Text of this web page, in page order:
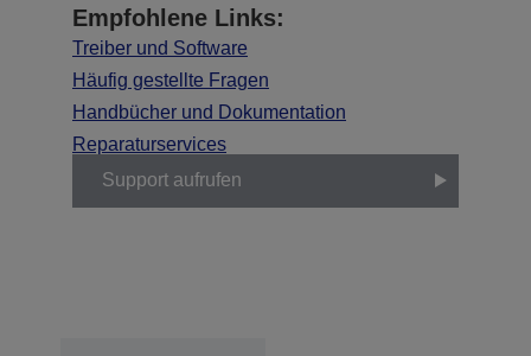
Empfohlene Links:
Treiber und Software
Häufig gestellte Fragen
Handbücher und Dokumentation
Reparaturservices
Support aufrufen